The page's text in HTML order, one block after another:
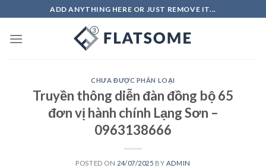
to
content
ADD ANYTHING HERE OR JUST REMOVE IT...
CHƯA ĐƯỢC PHÂN LOẠI
Truyền thông diễn đàn đồng bộ 65
đơn vị hành chính Lạng Sơn –
0963138666
POSTED ON 24/07/2025 BY ADMIN